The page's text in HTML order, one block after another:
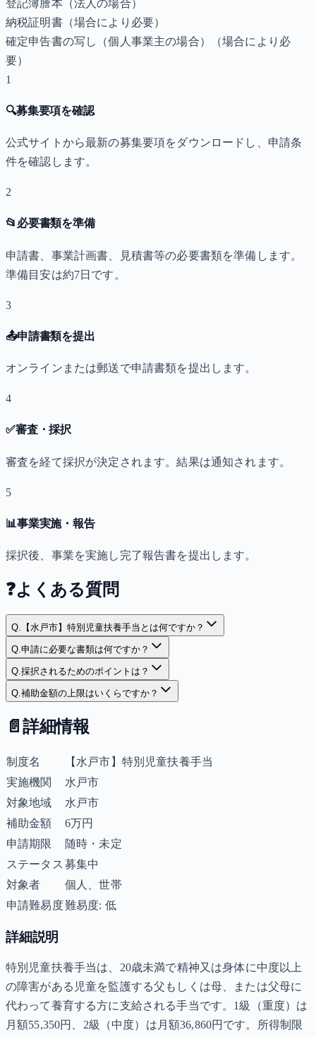
登記簿謄本（法人の場合）
納税証明書（場合により必要）
確定申告書の写し（個人事業主の場合）
（場合により必
要）
1
🔍募集要項を確認
公式サイトから最新の募集要項をダウンロードし、申請条
件を確認します。
2
📂 必要書類を準備
申請書、事業計画書、見積書等の必要書類を準備します。
準備目安は約7日です。
3
📤申請書類を提出
オンラインまたは郵送で申請書類を提出します。
4
✅審査・採択
審査を経て採択が決定されます。結果は通知されます。
5
📊事業実施・報告
採択後、事業を実施し完了報告書を提出します。
❓よくある質問
Q. 【水戸市】特別児童扶養手当とは何ですか？
Q.申請に必要な書類は何ですか？
Q.採択されるためのポイントは？
Q.補助金額の上限はいくらですか？
📄 詳細情報
制度名
【水戸市】特別児童扶養手当
実施機関
水戸市
対象地域
水戸市
補助金額
6万円
申請期限
随時・未定
ステータス 募集中
対象者
個人、世帯
申請難易度難易度: 低
詳細説明
特別児童扶養手当は、20歳未満で精神又は身体に中度以上
の障害がある児童を監護する父もしくは母、または父母に
代わって養育する方に支給される手当です。1級（重度）は
月額55,350円、2級（中度）は月額36,860円です。所得制限